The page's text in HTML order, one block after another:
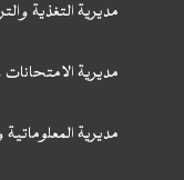
مديرية التغذية
مديرية
مديرية